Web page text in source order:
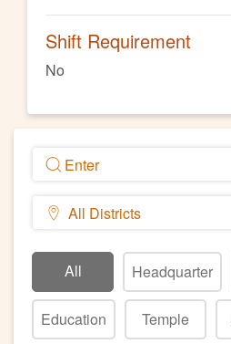
All Headquarter
Education Temple
Shift Requirement
No